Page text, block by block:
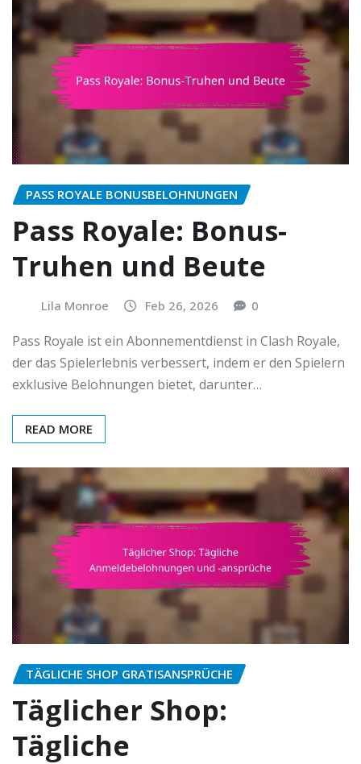
PASS ROYALE BONUSBELOHNUNGEN
Pass Royale: Bonus-
Truhen und Beute
Lila Monroe Feb 26, 2026 0
Pass Royale ist ein Abonnementdienst in Clash Royale,
der das Spielerlebnis verbessert, indem er den Spielern
exklusive Belohnungen bietet, darunter…
READ MORE
TÄGLICHE SHOP GRATISANSPRÜCHE
Täglicher Shop:
Tägliche